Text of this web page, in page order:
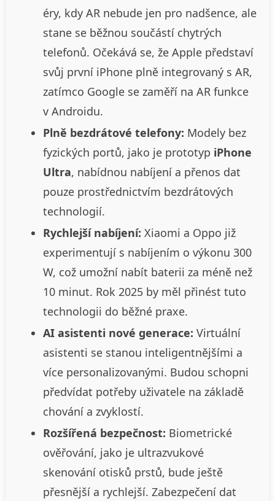
éry, kdy AR nebude jen pro nadšence, ale
stane se běžnou součástí chytrých
telefonů. Očekává se, že Apple představí
svůj první iPhone plně integrovaný s AR,
zatímco Google se zaměří na AR funkce
v Androidu.
Plně bezdrátové telefony: Modely bez
fyzických portů, jako je prototyp iPhone
Ultra, nabídnou nabíjení a přenos dat
pouze prostřednictvím bezdrátových
technologií.
Rychlejší nabíjení: Xiaomi a Oppo již
experimentují s nabíjením o výkonu 300
W, což umožní nabít baterii za méně než
10 minut. Rok 2025 by měl přinést tuto
technologii do běžné praxe.
AI asistenti nové generace: Virtuální
asistenti se stanou inteligentnějšími a
více personalizovanými. Budou schopni
předvídat potřeby uživatele na základě
chování a zvyklostí.
Rozšířená bezpečnost: Biometrické
ověřování, jako je ultrazvukové
skenování otisků prstů, bude ještě
přesnější a rychlejší. Zabezpečení dat